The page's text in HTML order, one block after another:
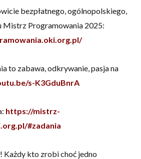
bezpłatnego, ogólnopolskiego,
Mistrz Programowania 2025:
to zabawa, odkrywanie, pasja na
s-K3GduBnrA
https://mistrz-
#zadania
Każdy kto zrobi choć jedno